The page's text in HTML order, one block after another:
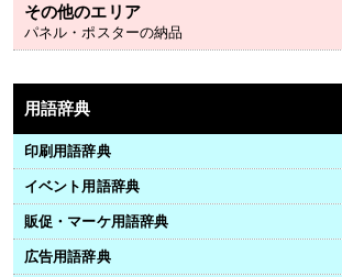
その他のエリア
パネル・ポスターの納品
用語辞典
印刷用語辞典
イベント用語辞典
販促・マーケ用語辞典
広告用語辞典